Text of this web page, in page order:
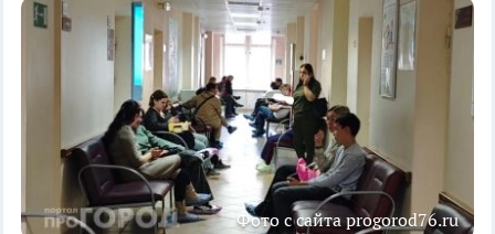
Фото с сайта progorod76.ru